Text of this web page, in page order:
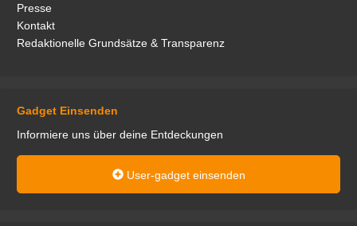
Presse
Kontakt
Redaktionelle Grundsätze & Transparenz
Gadget Einsenden
Informiere uns über deine Entdeckungen
User-gadget einsenden